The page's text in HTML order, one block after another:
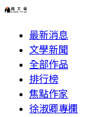
最新消息
文學新聞
全部作品
排行榜
焦點作家
徐淑卿專欄